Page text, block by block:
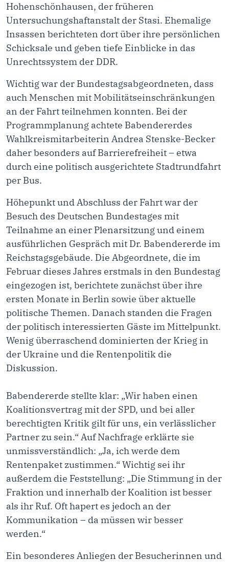
Hohenschönhausen, der früheren
Untersuchungshaftanstalt der Stasi. Ehemalige
Insassen berichteten dort über ihre persönlichen
Schicksale und geben tiefe Einblicke in das
Unrechtssystem der DDR.
Wichtig war der Bundestagsabgeordneten, dass
auch Menschen mit Mobilitätseinschränkungen
an der Fahrt teilnehmen konnten. Bei der
Programmplanung achtete Babendererdes
Wahlkreismitarbeiterin Andrea Stenske-Becker
daher besonders auf Barrierefreiheit – etwa
durch eine politisch ausgerichtete Stadtrundfahrt
per Bus.
Höhepunkt und Abschluss der Fahrt war der
Besuch des Deutschen Bundestages mit
Teilnahme an einer Plenarsitzung und einem
ausführlichen Gespräch mit Dr. Babendererde im
Reichstagsgebäude. Die Abgeordnete, die im
Februar dieses Jahres erstmals in den Bundestag
eingezogen ist, berichtete zunächst über ihre
ersten Monate in Berlin sowie über aktuelle
politische Themen. Danach standen die Fragen
der politisch interessierten Gäste im Mittelpunkt.
Wenig überraschend dominierten der Krieg in
der Ukraine und die Rentenpolitik die
Diskussion.
Babendererde stellte klar: „Wir haben einen
Koalitionsvertrag mit der SPD, und bei aller
berechtigten Kritik gilt für uns, ein verlässlicher
Partner zu sein.“ Auf Nachfrage erklärte sie
unmissverständlich: „Ja, ich werde dem
Rentenpaket zustimmen.“ Wichtig sei ihr
außerdem die Feststellung: „Die Stimmung in der
Fraktion und innerhalb der Koalition ist besser
als ihr Ruf. Oft hapert es jedoch an der
Kommunikation – da müssen wir besser
werden.“
Ein besonderes Anliegen der Besucherinnen und